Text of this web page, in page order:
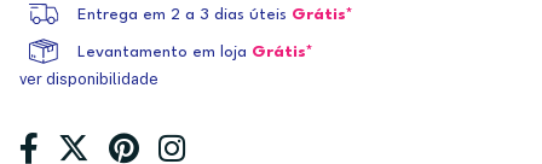
Entrega em 2 a 3 dias úteis Grátis*
Levantamento em loja Grátis*
ver disponibilidade